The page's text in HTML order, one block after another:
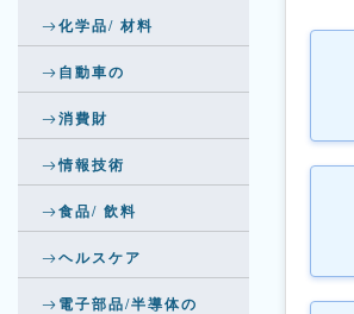
化学品/ 材料
自動車の
消費財
情報技術
食品/ 飲料
ヘルスケア
電子部品/半導体の